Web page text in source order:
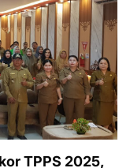
TPPS 2025,